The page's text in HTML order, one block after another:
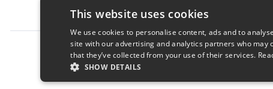
Report this product
This website uses cookies
We use cookies to personalise content, ads and to
site with our advertising and analytics partners who
that they’ve collected from your use of their services.
SHOW DETAILS